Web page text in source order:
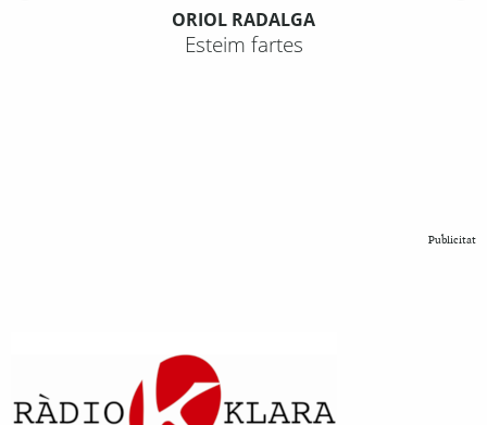
ORIOL RADALGA
Esteim fartes
Publicitat